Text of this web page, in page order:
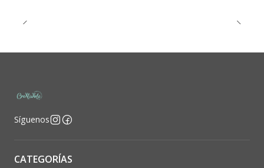
Síguenos
CATEGORÍAS